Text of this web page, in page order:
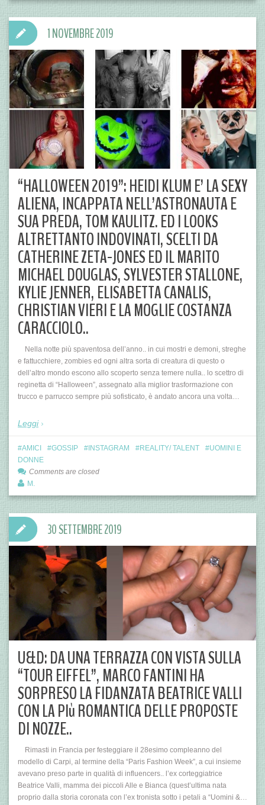
“HALLOWEEN 2019”: HEIDI KLUM E’ LA SEXY
ALIENA, INCAPPATA NELL’ASTRONAUTA E
SUA PREDA, TOM KAULITZ. ED I LOOKS
ALTRETTANTO INDOVINATI, SCELTI DA
CATHERINE ZETA-JONES ED IL MARITO
MICHAEL DOUGLAS, SYLVESTER STALLONE,
KYLIE JENNER, ELISABETTA CANALIS,
CHRISTIAN VIERI E LA MOGLIE COSTANZA
CARACCIOLO..
Nella notte più spaventosa dell’anno.. in cui mostri e demoni, streghe
e fattucchiere, zombies ed ogni altra sorta di creatura di questo o
dell’altro mondo escono allo scoperto senza temere nulla.. lo scettro di
reginetta di “Halloween”, assegnato alla miglior trasformazione con
trucco e parrucco sempre più sofisticato, è andato ancora una volta…
Leggi
1 NOVEMBRE 2019
AMICI GOSSIP INSTAGRAM REALITY/ TALENT
UOMINI E
DONNE
Comments are closed
M.
U&D: DA UNA TERRAZZA CON VISTA SULLA
“TOUR EIFFEL”, MARCO FANTINI HA
SORPRESO LA FIDANZATA BEATRICE VALLI
CON LA PIù ROMANTICA DELLE PROPOSTE
DI NOZZE..
Rimasti in Francia per festeggiare il 28esimo compleanno del
modello di Carpi, al termine della “Paris Fashion Week”, a cui insieme
avevano preso parte in qualità di influencers.. l’ex corteggiatrice
Beatrice Valli, mamma dei piccoli Alle e Bianca (quest’ultima nata
proprio dalla storia coronata con l’ex tronista sotto i petali a “Uomini &…
30 SETTEMBRE 2019